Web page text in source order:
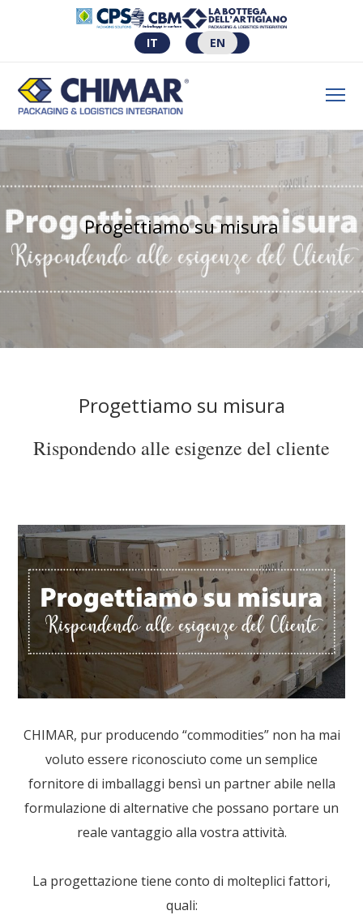
IT EN
Progettiamo su misura
Progettiamo su misura
Rispondendo alle esigenze del cliente
CHIMAR, pur producendo “commodities” non ha mai
voluto essere riconosciuto come un semplice
fornitore di imballaggi bensì un partner abile nella
formulazione di alternative che possano portare un
reale vantaggio alla vostra attività.
La progettazione tiene conto di molteplici fattori,
quali: